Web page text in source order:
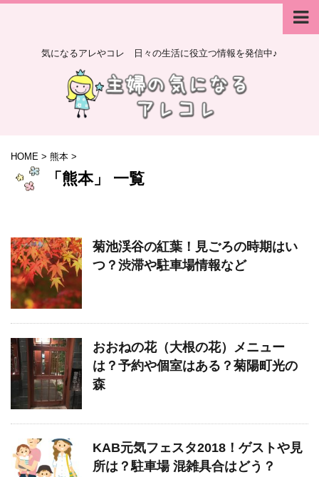
気になるアレやコレ 日々の生活に役立つ情報を発信中♪
HOME > 熊本 >
「熊本」 一覧
菊池渓谷の紅葉！見ごろの時期はい
つ？渋滞や駐車場情報など
おおねの花（大根の花）メニュー
は？予約や個室はある？菊陽町光の
森
KAB元気フェスタ2018！ゲストや見
所は？駐車場 混雑具合はどう？